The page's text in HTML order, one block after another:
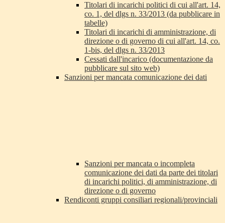
Titolari di incarichi politici di cui all'art. 14,
co. 1, del dlgs n. 33/2013 (da pubblicare in
tabelle)
Titolari di incarichi di amministrazione, di
direzione o di governo di cui all'art. 14, co.
1-bis, del dlgs n. 33/2013
Cessati dall'incarico (documentazione da
pubblicare sul sito web)
Sanzioni per mancata comunicazione dei dati
Sanzioni per mancata o incompleta
comunicazione dei dati da parte dei titolari
di incarichi politici, di amministrazione, di
direzione o di governo
Rendiconti gruppi consiliari regionali/provinciali